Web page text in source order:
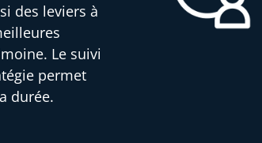
des leviers à
Le suivi
permet
durée.